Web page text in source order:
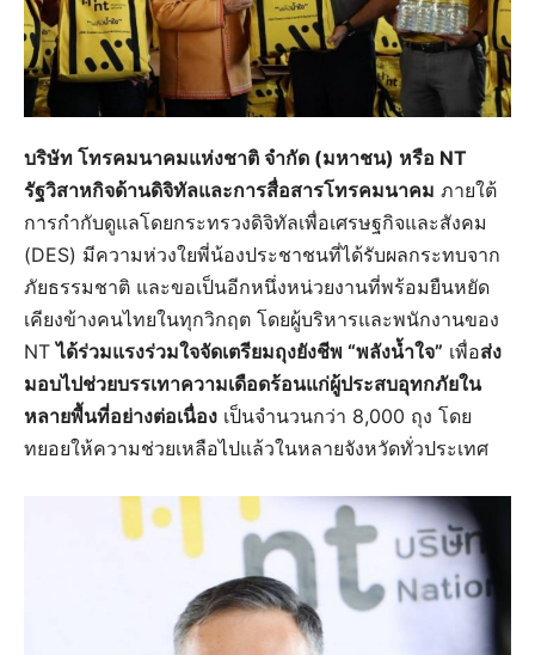
บริษัท โทรคมนาคมแห่งชาติ จำกัด (มหาชน) หรือ NT
รัฐวิสาหกิจด้านดิจิทัลและการสื่อสารโทรคมนาคม ภายใต้
การกำกับดูแลโดยกระทรวงดิจิทัลเพื่อเศรษฐกิจและสังคม
(DES) มีความห่วงใยพี่น้องประชาชนที่ได้รับผลกระทบจาก
ภัยธรรมชาติ และขอเป็นอีกหนึ่งหน่วยงานที่พร้อมยืนหยัด
เคียงข้างคนไทยในทุกวิกฤต โดยผู้บริหารและพนักงานของ
NTได้ร่วมแรงร่วมใจจัดเตรียมถุงยังชีพ “พลังน้ำใจ” เพื่อส่ง
มอบไปช่วยบรรเทาความเดือดร้อนแก่ผู้ประสบอุทกภัยใน
หลายพื้นที่อย่างต่อเนื่อง เป็นจำนวนกว่า 8,000 ถุง โดย
ทยอยให้ความช่วยเหลือไปแล้วในหลายจังหวัดทั่วประเทศ